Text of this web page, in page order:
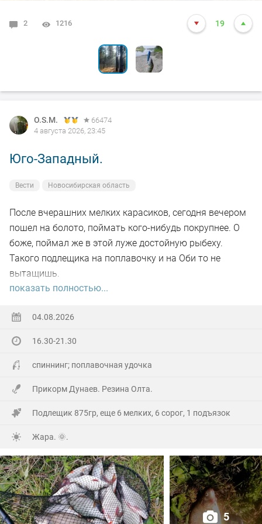
2 1216 19
6 1362 22
O.S.M.
66474
4 августа 2026, 23:45
Юго-Западный.
Вести Новосибирская область
После вчерашних мелких карасиков, сегодня вечером
пошел на болото, поймать кого-нибудь покрупнее. О
боже, поймал же в этой луже достойную рыбеху.
Такого подлещика на поплавочку и на Оби то не
вытащишь.
поймал.
На заказе еще покидал спиннинг. Поймал 8 наников.
Отпустил, и пошел домой.
показать полностью...
04.08.2026
16.30-21.30
спиннинг; поплавочная удочка
Прикорм Дунаев. Резина Олта.
Подлещик 875гр, еще 6 мелких, 6 сорог, 1 подъязок
Жара. 🌞.
5